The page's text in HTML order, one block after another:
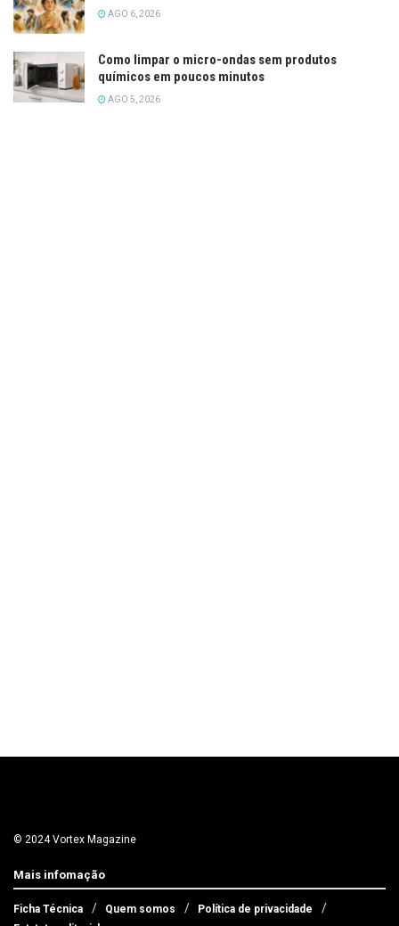
AGO 6, 2026
Como limpar o micro-ondas sem produtos
químicos em poucos minutos
AGO 5, 2026
© 2024 Vortex Magazine
Mais infomação
Ficha Técnica Quem somos
Política de privacidade